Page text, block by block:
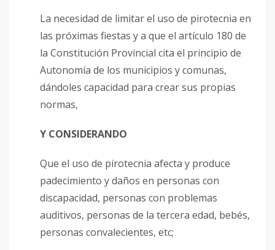
La necesidad de limitar el uso de pirotecnia en
las próximas fiestas y a que el artículo 180 de
la Constitución Provincial cita el principio de
Autonomía de los municipios y comunas,
dándoles capacidad para crear sus propias
normas,
Y CONSIDERANDO
Que el uso de pirotecnia afecta y produce
padecimiento y daños en personas con
discapacidad, personas con problemas
auditivos, personas de la tercera edad, bebés,
personas convalecientes, etc;